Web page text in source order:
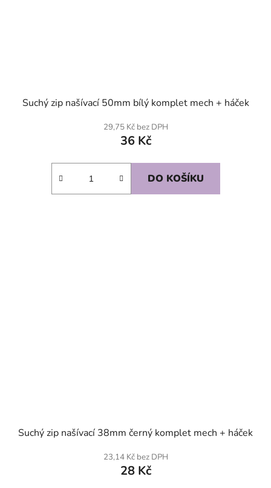
Suchý zip našívací 50mm bílý komplet mech + háček
29,75 Kč bez DPH
36 Kč
DO KOŠÍKU
Suchý zip našívací 38mm černý komplet mech + háček
23,14 Kč bez DPH
28 Kč